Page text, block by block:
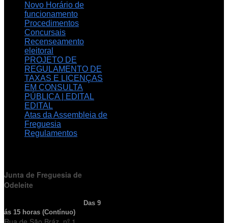
Novo Horário de
funcionamento
Procedimentos
Concursais
Recenseamento
eleitoral
PROJETO DE
REGULAMENTO DE
TAXAS E LICENÇAS
EM CONSULTA
PÚBLICA | EDITAL
EDITAL
Atas da Assembleia de
Freguesia
Regulamentos
Junta de Freguesia de
Odeleite
Das 9
ás 15 horas (Contínuo)